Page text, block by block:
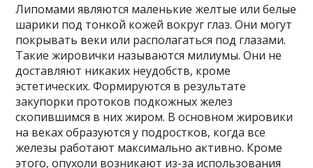
Липомами являются маленькие желтые или белые
шарики под тонкой кожей вокруг глаз. Они могут
покрывать веки или располагаться под глазами.
Такие жировички называются милиумы. Они не
доставляют никаких неудобств, кроме
эстетических. Формируются в результате
закупорки протоков подкожных желез
скопившимся в них жиром. В основном жировики
на веках образуются у подростков, когда все
железы работают максимально активно. Кроме
этого, опухоли возникают из-за использования